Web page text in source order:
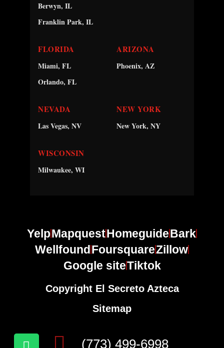
Berwyn, IL
Franklin Park, IL
FLORIDA
Miami, FL
Orlando, FL
ARIZONA
Phoenix, AZ
NEVADA
Las Vegas, NV
NEW YORK
New York, NY
WISCONSIN
Milwaukee, WI
YelpMapquestHomeguideBark
WellfoundFoursquareZillow
Google siteTiktok
Copyright El Secreto Azteca
Sitemap
(773) 499-6998